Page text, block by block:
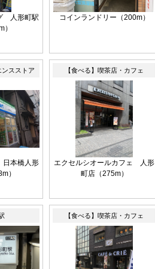
人形町駅
）
コインランドリー（200m）
スストア
本橋人形
）
【食べる】喫茶店・カフェ
エクセルシオールカフェ 人形
町店（275m）
【食べる】喫茶店・カフェ